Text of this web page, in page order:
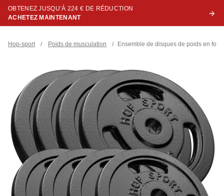
OBTENEZ JUSQU’À 224 € DE RÉDUCTION
ACHETEZ MAINTENANT
Hop-sport / Poids de musculation / Ensemble de disques de poids en